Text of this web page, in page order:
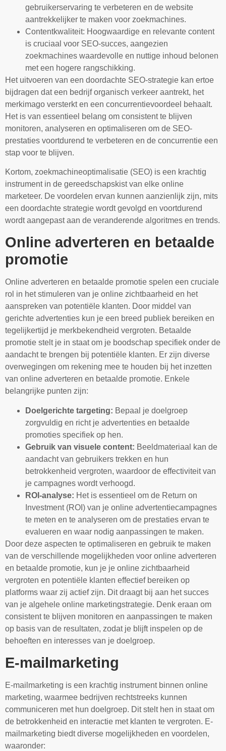
gebruikerservaring te verbeteren en de website
aantrekkelijker te maken voor zoekmachines.
Contentkwaliteit: Hoogwaardige en relevante content
is cruciaal voor SEO-succes, aangezien
zoekmachines waardevolle en nuttige inhoud belonen
met een hogere rangschikking.
Het uitvoeren van een doordachte SEO-strategie kan ertoe
bijdragen dat een bedrijf organisch verkeer aantrekt, het
merkimago versterkt en een concurrentievoordeel behaalt.
Het is van essentieel belang om consistent te blijven
monitoren, analyseren en optimaliseren om de SEO-
prestaties voortdurend te verbeteren en de concurrentie een
stap voor te blijven.
Kortom, zoekmachineoptimalisatie (SEO) is een krachtig
instrument in de gereedschapskist van elke online
marketeer. De voordelen ervan kunnen aanzienlijk zijn, mits
een doordachte strategie wordt gevolgd en voortdurend
wordt aangepast aan de veranderende algoritmes en trends.
Online adverteren en betaalde
promotie
Online adverteren en betaalde promotie spelen een cruciale
rol in het stimuleren van je online zichtbaarheid en het
aanspreken van potentiële klanten. Door middel van
gerichte advertenties kun je een breed publiek bereiken en
tegelijkertijd je merkbekendheid vergroten. Betaalde
promotie stelt je in staat om je boodschap specifiek onder de
aandacht te brengen bij potentiële klanten. Er zijn diverse
overwegingen om rekening mee te houden bij het inzetten
van online adverteren en betaalde promotie. Enkele
belangrijke punten zijn:
Doelgerichte targeting: Bepaal je doelgroep
zorgvuldig en richt je advertenties en betaalde
promoties specifiek op hen.
Gebruik van visuele content: Beeldmateriaal kan de
aandacht van gebruikers trekken en hun
betrokkenheid vergroten, waardoor de effectiviteit van
je campagnes wordt verhoogd.
ROI-analyse: Het is essentieel om de Return on
Investment (ROI) van je online advertentiecampagnes
te meten en te analyseren om de prestaties ervan te
evalueren en waar nodig aanpassingen te maken.
Door deze aspecten te optimaliseren en gebruik te maken
van de verschillende mogelijkheden voor online adverteren
en betaalde promotie, kun je je online zichtbaarheid
vergroten en potentiële klanten effectief bereiken op
platforms waar zij actief zijn. Dit draagt bij aan het succes
van je algehele online marketingstrategie. Denk eraan om
consistent te blijven monitoren en aanpassingen te maken
op basis van de resultaten, zodat je blijft inspelen op de
behoeften en interesses van je doelgroep.
E-mailmarketing
E-mailmarketing is een krachtig instrument binnen online
marketing, waarmee bedrijven rechtstreeks kunnen
communiceren met hun doelgroep. Dit stelt hen in staat om
de betrokkenheid en interactie met klanten te vergroten. E-
mailmarketing biedt diverse mogelijkheden en voordelen,
waaronder: